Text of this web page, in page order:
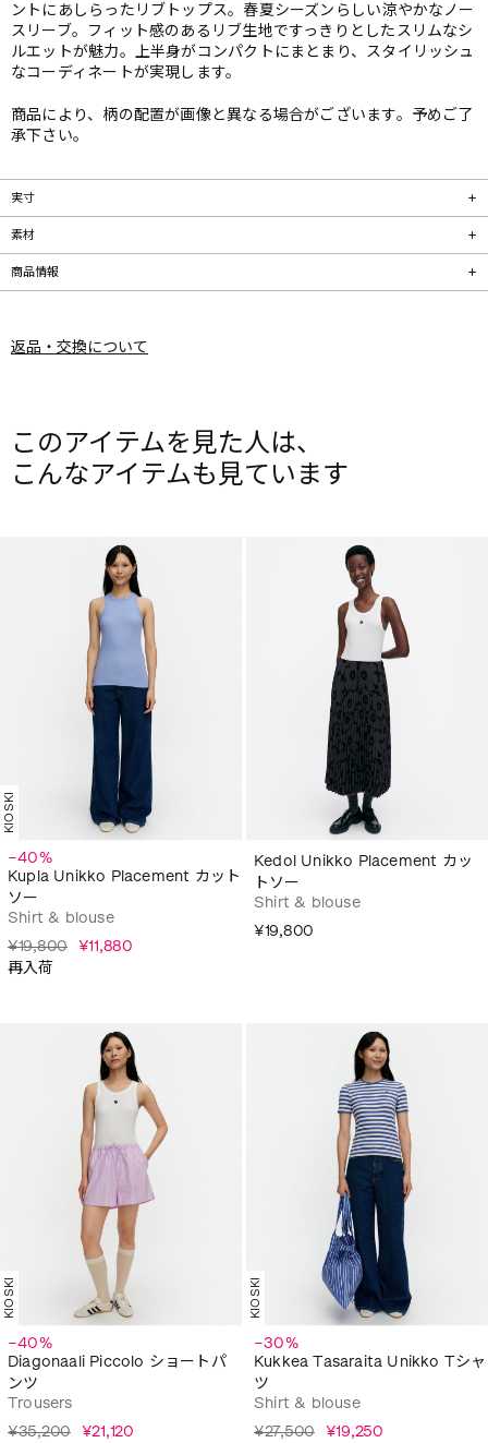
ントにあしらったリブトップス。春夏シーズンらしい涼やかなノー
スリーブ。フィット感のあるリブ生地ですっきりとしたスリムなシ
ルエットが魅力。上半身がコンパクトにまとまり、スタイリッシュ
なコーディネートが実現します。
商品により、柄の配置が画像と異なる場合がございます。予めご了
承下さい。
実寸
素材
商品情報
返品・交換について
このアイテムを見た人は、
こんなアイテムも見ています
KIOSKI
−40%
Kupla Unikko Placement カット
ソー
Shirt & blouse
¥19,800 ¥11,880
再入荷
Kedol Unikko Placement カッ
トソー
Shirt & blouse
¥19,800
KIOSKI
−40%
Diagonaali Piccolo ショートパ
ンツ
Trousers
¥35,200 ¥21,120
KIOSKI
−30%
Kukkea Tasaraita Unikko Tシャ
ツ
Shirt & blouse
¥27,500 ¥19,250